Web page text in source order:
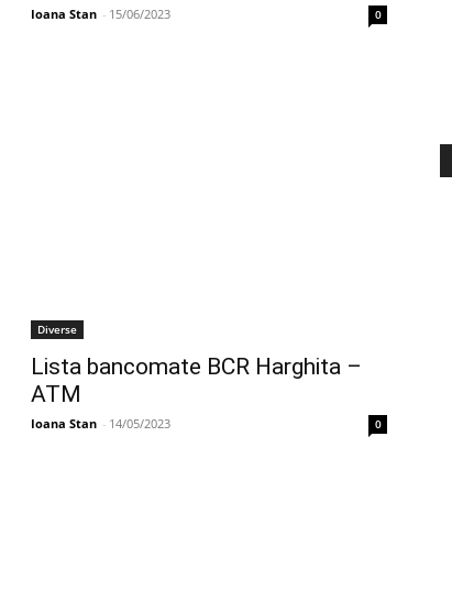
Ioana Stan - 15/06/2023 0
Diverse
Lista bancomate BCR Harghita –
ATM
Ioana Stan - 14/05/2023 0